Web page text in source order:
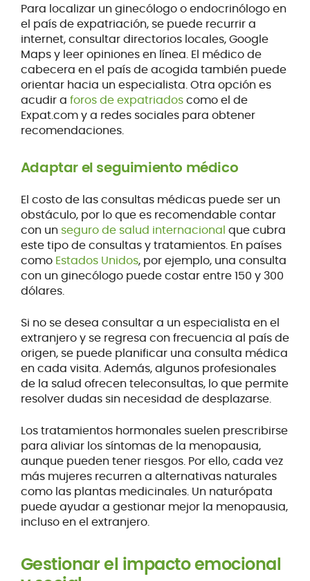
Para localizar un ginecólogo o endocrinólogo en
el país de expatriación, se puede recurrir a
internet, consultar directorios locales, Google
Maps y leer opiniones en línea. El médico de
cabecera en el país de acogida también puede
orientar hacia un especialista. Otra opción es
acudir a foros de expatriadoscomo el de
Expat.com y a redes sociales para obtener
recomendaciones.
Adaptar el seguimiento médico
El costo de las consultas médicas puede ser un
obstáculo, por lo que es recomendable contar
con un seguro de salud internacional que cubra
este tipo de consultas y tratamientos. En países
como Estados Unidos, por ejemplo, una consulta
con un ginecólogo puede costar entre 150 y 300
dólares.
Si no se desea consultar a un especialista en el
extranjero y se regresa con frecuencia al país de
origen, se puede planificar una consulta médica
en cada visita. Además, algunos profesionales
de la salud ofrecen teleconsultas, lo que permite
resolver dudas sin necesidad de desplazarse.
Los tratamientos hormonales suelen prescribirse
para aliviar los síntomas de la menopausia,
aunque pueden tener riesgos. Por ello, cada vez
más mujeres recurren a alternativas naturales
como las plantas medicinales. Un naturópata
puede ayudar a gestionar mejor la menopausia,
incluso en el extranjero.
Gestionar el impacto emocional